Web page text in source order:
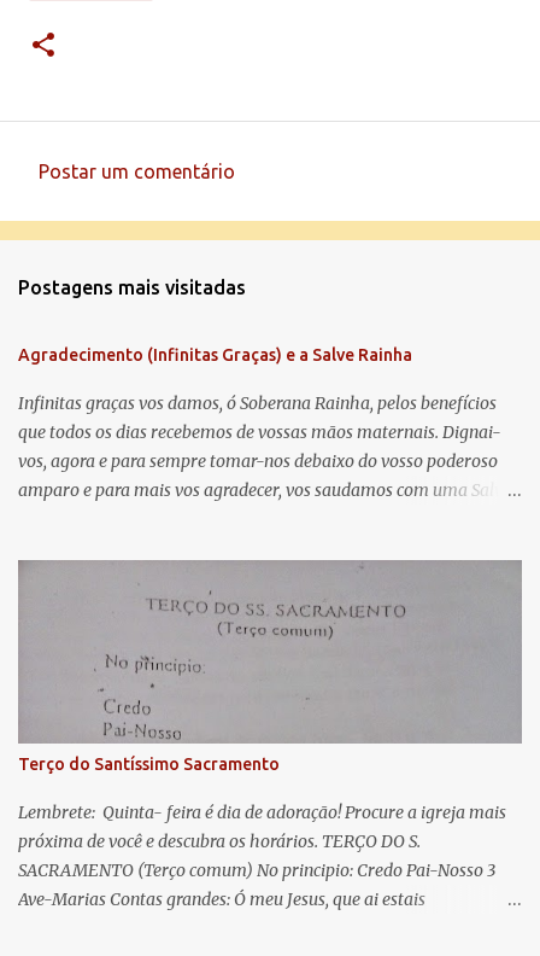
e
t
á
r
i
o
Postar um comentário
Postagens mais visitadas
Agradecimento (Infinitas Graças) e a Salve Rainha
Infinitas graças vos damos, ó Soberana Rainha, pelos benefícios
que todos os dias recebemos de vossas mãos maternais. Dignai-
vos, agora e para sempre tomar-nos debaixo do vosso poderoso
amparo e para mais vos agradecer, vos saudamos com uma Salve
lágrimas. Eia, pois, Advogada nossa, estes vossos olhos
misericordiosos a nós volvei, e depois deste desterro, mostrai-nos
Jesus. Bendito é o fruto do vosso ventre, ó clemente, ó piedosa, ó
doce e sempre Virgem Maria. Rogai por nós Santa Mãe de Deus.
Para que sejamos dignos das promessas de Cristo. Amém.
Terço do Santíssimo Sacramento
Lembrete: Quinta- feira é dia de adoração! Procure a igreja mais
próxima de você e descubra os horários. TERÇO DO S.
SACRAMENTO (Terço comum) No principio: Credo Pai-Nosso 3
Ave-Marias Contas grandes: Ó meu Jesus, que ai estais